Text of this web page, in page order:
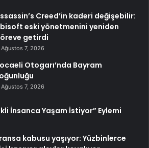
Creed’in kaderi değişebilir:
eski yönetmenini yeniden
getirdi
Ağustos 7, 2026
Otogarı’nda Bayram
Ağustos 7, 2026
İnsanca Yaşam İstiyor” Eylemi
kabusu yaşıyor: Yüzbinlerce